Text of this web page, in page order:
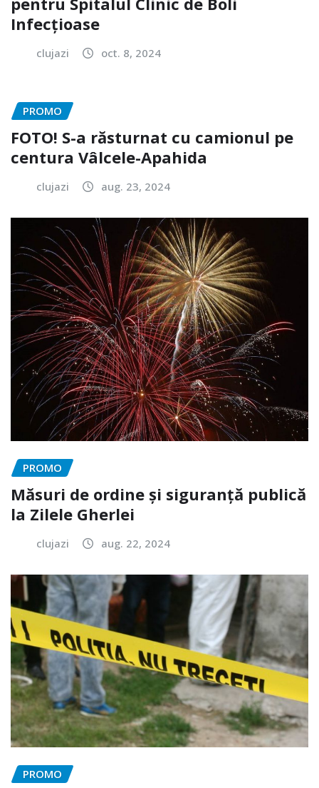
Infecțioase
clujazi oct. 8, 2024
PROMO
FOTO! S-a răsturnat cu camionul pe
centura Vâlcele-Apahida
clujazi aug. 23, 2024
PROMO
Măsuri de ordine și siguranță publică
la Zilele Gherlei
clujazi aug. 22, 2024
PROMO